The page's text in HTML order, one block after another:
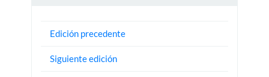
Edición precedente
Siguiente edición